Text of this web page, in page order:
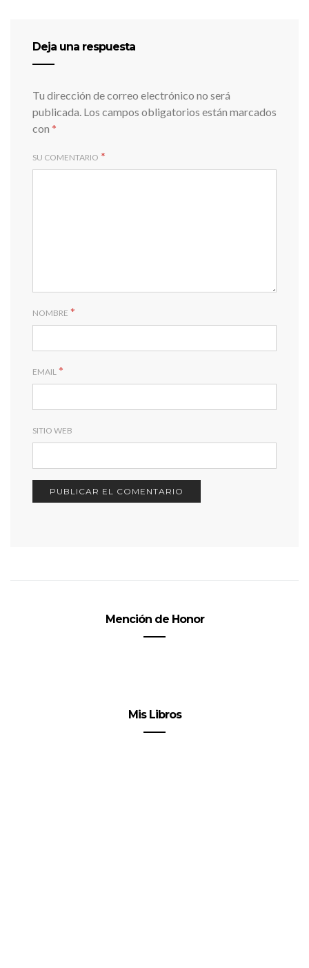
Deja una respuesta
Tu dirección de correo electrónico no será
publicada. Los campos obligatorios están marcados
con *
SU COMENTARIO *
NOMBRE *
EMAIL *
SITIO WEB
Mención de Honor
Mis Libros